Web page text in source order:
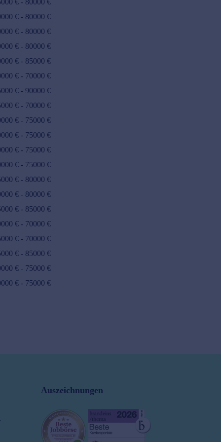
€ - 80000 €
€ - 80000 €
€ - 80000 €
€ - 80000 €
€ - 85000 €
€ - 70000 €
€ - 90000 €
€ - 70000 €
€ - 75000 €
€ - 75000 €
€ - 75000 €
€ - 75000 €
€ - 80000 €
€ - 80000 €
€ - 85000 €
€ - 70000 €
€ - 70000 €
€ - 85000 €
€ - 75000 €
€ - 75000 €
Auszeichnungen